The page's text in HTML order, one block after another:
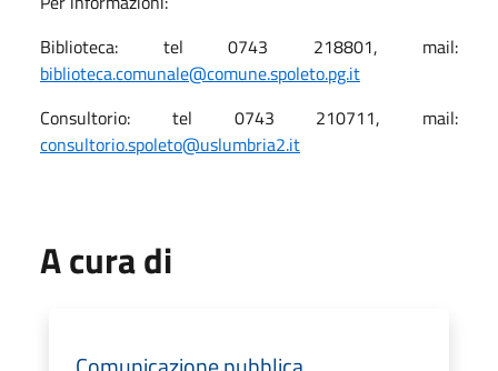
Biblioteca: tel 0743 218801, mail:
biblioteca.comunale@comune.spoleto.pg.it
Consultorio: tel 0743 210711, mail:
consultorio.spoleto@uslumbria2.it
A cura di